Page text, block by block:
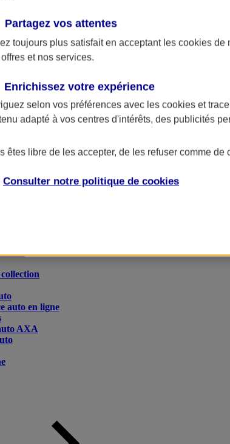
précédente
Fermer le menu principal
auto en ligne
AXA
Partagez vos attentes
toujours plus satisfait en acceptant les cookies de
et nos services.
Enrichissez votre expérience
selon vos préférences avec les cookies et
adapté à vos centres d'intérêts, des publicités
êtes libre de les accepter, de les refuser comme
Consulter notre politique de cookies